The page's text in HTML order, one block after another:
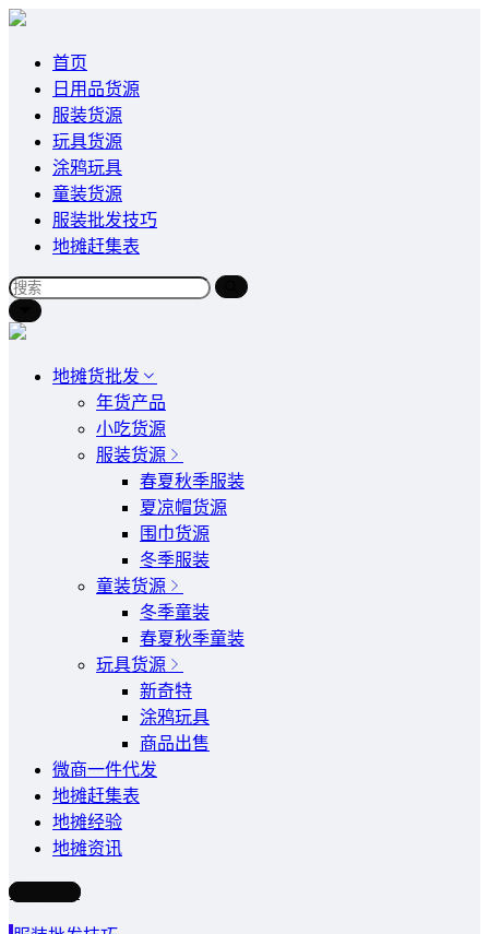
首页
日用品货源
服装货源
玩具货源
涂鸦玩具
童装货源
服装批发技巧
地摊赶集表
地摊货批发
年货产品
小吃货源
服装货源
春夏秋季服装
夏凉帽货源
围巾货源
冬季服装
童装货源
冬季童装
春夏秋季童装
玩具货源
新奇特
涂鸦玩具
商品出售
微商一件代发
地摊赶集表
地摊经验
地摊资讯
写文章